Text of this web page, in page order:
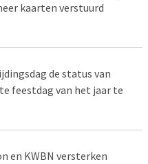
kaarten verstuurd
de status van
feestdag van het jaar te
en KWBN versterken